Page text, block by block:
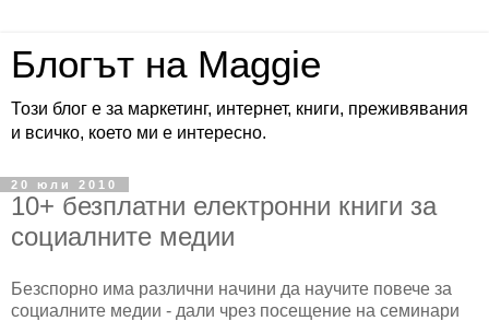
Блогът на Maggie
Този блог е за маркетинг, интернет, книги, преживявания
и всичко, което ми е интересно.
20 юли 2010
10+ безплатни електронни книги за
социалните медии
Безспорно има различни начини да научите повече за
социалните медии - дали чрез посещение на семинари